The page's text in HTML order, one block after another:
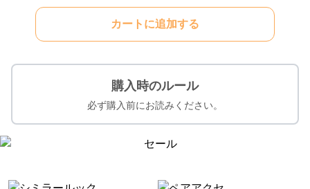
カートに追加する
購入時のルール
必ず購入前にお読みください。